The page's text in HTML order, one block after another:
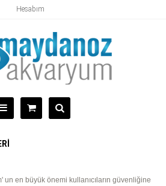
Hesabım
en büyük önemi kullanıcıların güvenliğine